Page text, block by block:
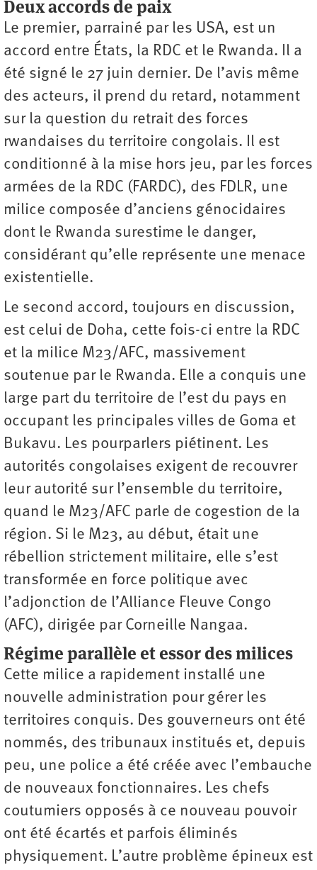
Deux accords de paix
Le premier, parrainé par les USA, est un
accord entre États, la RDC et le Rwanda. Il a
été signé le 27 juin dernier. De l’avis même
des acteurs, il prend du retard, notamment
sur la question du retrait des forces
rwandaises du territoire congolais. Il est
conditionné à la mise hors jeu, par les forces
armées de la RDC (FARDC), des FDLR, une
milice composée d’anciens génocidaires
dont le Rwanda surestime le danger,
considérant qu’elle représente une menace
existentielle.
Le second accord, toujours en discussion,
est celui de Doha, cette fois-ci entre la RDC
et la milice M23/AFC, massivement
soutenue par le Rwanda. Elle a conquis une
large part du territoire de l’est du pays en
occupant les principales villes de Goma et
Bukavu. Les pourparlers piétinent. Les
autorités congolaises exigent de recouvrer
leur autorité sur l’ensemble du territoire,
quand le M23/AFC parle de cogestion de la
région. Si le M23, au début, était une
rébellion strictement militaire, elle s’est
transformée en force politique avec
l’adjonction de l’Alliance Fleuve Congo
(AFC), dirigée par Corneille Nangaa.
Régime parallèle et essor des milices
Cette milice a rapidement installé une
nouvelle administration pour gérer les
territoires conquis. Des gouverneurs ont été
nommés, des tribunaux institués et, depuis
peu, une police a été créée avec l’embauche
de nouveaux fonctionnaires. Les chefs
coutumiers opposés à ce nouveau pouvoir
ont été écartés et parfois éliminés
physiquement. L’autre problème épineux est